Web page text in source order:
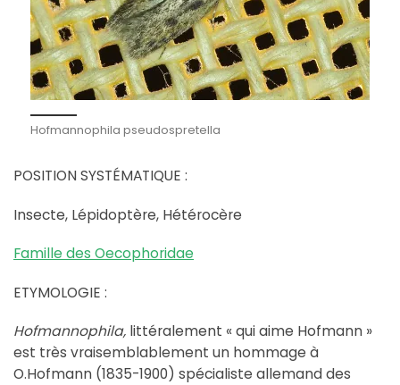
Hofmannophila pseudospretella
POSITION SYSTÉMATIQUE :
Insecte, Lépidoptère, Hétérocère
Famille des Oecophoridae
ETYMOLOGIE :
Hofmannophila, littéralement « qui aime Hofmann »
est très vraisemblablement un hommage à
O.Hofmann (1835-1900) spécialiste allemand des